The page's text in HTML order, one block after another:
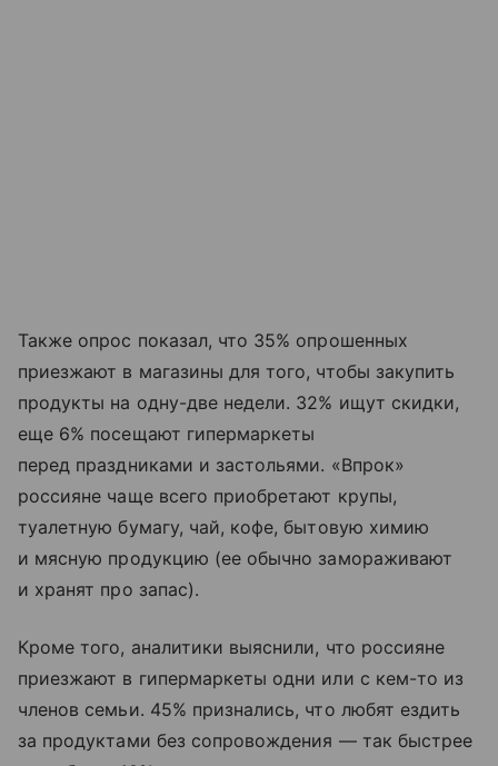
Также опрос показал, что 35% опрошенных
приезжают в магазины для того, чтобы закупить
продукты на одну-две недели. 32% ищут скидки,
еще 6% посещают гипермаркеты
перед праздниками и застольями. «Впрок»
россияне чаще всего приобретают крупы,
туалетную бумагу, чай, кофе, бытовую химию
и мясную продукцию (ее обычно замораживают
и хранят про запас).
Кроме того, аналитики выяснили, что россияне
приезжают в гипермаркеты одни или с кем-то из
членов семьи. 45% признались, что любят ездить
за продуктами без сопровождения — так быстрее